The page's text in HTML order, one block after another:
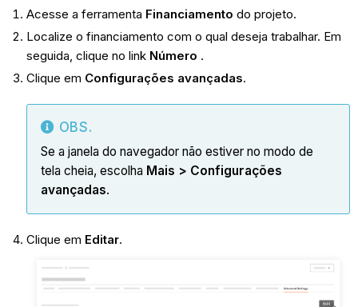
Acesse a ferramenta Financiamento do projeto.
Localize o financiamento com o qual deseja trabalhar. Em
seguida, clique no link Número .
Clique em Configurações avançadas.
OBS.
Se a janela do navegador não estiver no modo de
tela cheia, escolha Mais > Configurações
avançadas.
Clique em Editar.